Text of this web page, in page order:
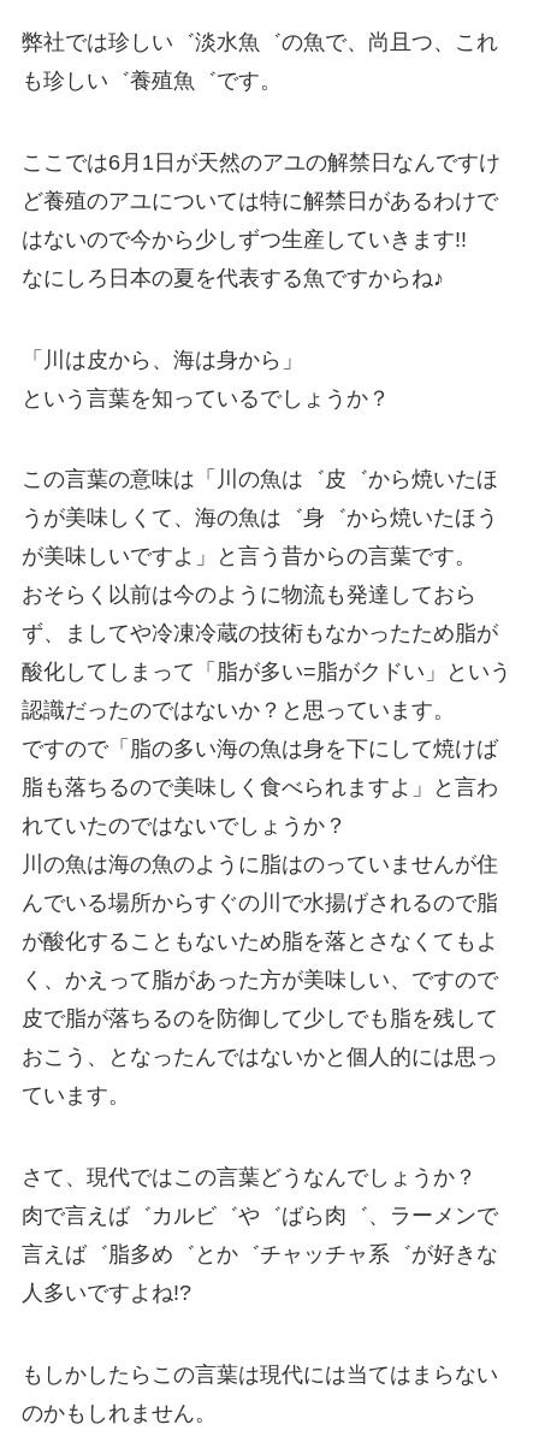
弊社では珍しい゛淡水魚゛の魚で、尚且つ、これ
も珍しい゛養殖魚゛です。
ここでは6月1日が天然のアユの解禁日なんですけ
ど養殖のアユについては特に解禁日があるわけで
はないので今から少しずつ生産していきます!!
なにしろ日本の夏を代表する魚ですからね♪
「川は皮から、海は身から」
という言葉を知っているでしょうか？
この言葉の意味は「川の魚は゛皮゛から焼いたほ
うが美味しくて、海の魚は゛身゛から焼いたほう
が美味しいですよ」と言う昔からの言葉です。
おそらく以前は今のように物流も発達しておら
ず、ましてや冷凍冷蔵の技術もなかったため脂が
酸化してしまって「脂が多い=脂がクドい」という
認識だったのではないか？と思っています。
ですので「脂の多い海の魚は身を下にして焼けば
脂も落ちるので美味しく食べられますよ」と言わ
れていたのではないでしょうか？
川の魚は海の魚のように脂はのっていませんが住
んでいる場所からすぐの川で水揚げされるので脂
が酸化することもないため脂を落とさなくてもよ
く、かえって脂があった方が美味しい、ですので
皮で脂が落ちるのを防御して少しでも脂を残して
おこう、となったんではないかと個人的には思っ
ています。
さて、現代ではこの言葉どうなんでしょうか？
肉で言えば゛カルビ゛や゛ばら肉゛、ラーメンで
言えば゛脂多め゛とか゛チャッチャ系゛が好きな
人多いですよね!?
もしかしたらこの言葉は現代には当てはまらない
のかもしれません。